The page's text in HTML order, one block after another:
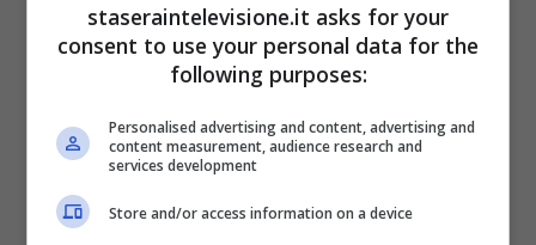
della terza giornata e a che ora
10 Settembre 2025
staseraintelevisione.it asks for your
consent to use your personal data for the
following purposes:
Personalised advertising and content, advertising and
content measurement, audience research and
services development
Store and/or access information on a device